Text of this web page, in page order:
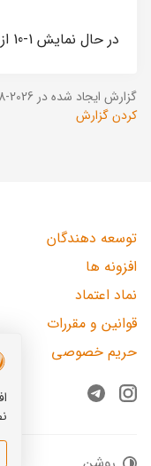
در حال نمایش 1-10 از 1166
گزارش ایجاد شده در 2026-08-07 ساعت 11:30:02 (UTC +03:30).
کردن گزارش
توسعه دهندگان
افزونه ها
نماد اعتماد
قوانین و مقررات
حریم خصوصی
Instagram
Telegram